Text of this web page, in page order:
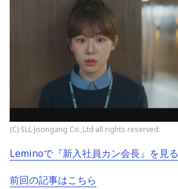
(C) SLL Joongang Co.,Ltd all rights reserved.
Leminoで『新入社員カン会長』を見る
前回の記事はこちら